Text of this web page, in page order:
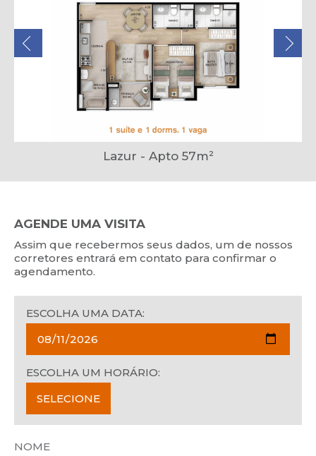
Lazur - Apto 57m²
AGENDE UMA VISITA
Assim que recebermos seus dados, um de nossos
corretores entrará em contato para confirmar o
agendamento.
ESCOLHA UMA DATA:
ESCOLHA UM HORÁRIO: